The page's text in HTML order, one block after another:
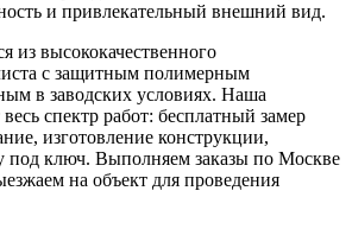
и привлекательный внешний вид.
из высококачественного
с защитным полимерным
в заводских условиях. Наша
спектр работ: бесплатный замер
изготовление конструкции,
под ключ. Выполняем заказы по Москве
на объект для проведения